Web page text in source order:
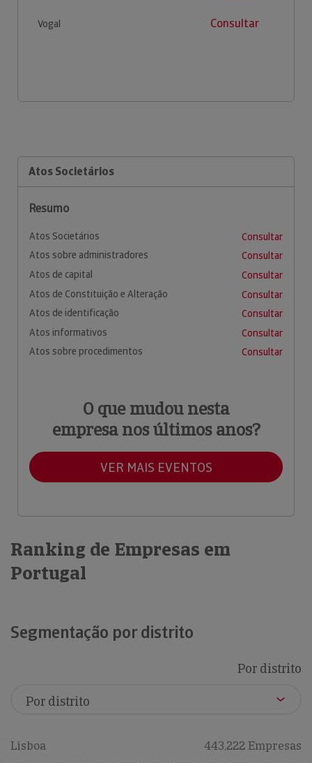
Vogal Consultar
Atos Societários
Resumo
Atos Societários
Consultar
Atos sobre administradores
Consultar
Atos de capital
Consultar
Atos de Constituição e Alteração
Consultar
Atos de identificação
Consultar
Atos informativos
Consultar
Atos sobre procedimentos
Consultar
O que mudou nesta
empresa nos últimos anos?
VER MAIS EVENTOS
Ranking de Empresas em
Portugal
Segmentação por distrito
Por distrito
Lisboa 443,222 Empresas